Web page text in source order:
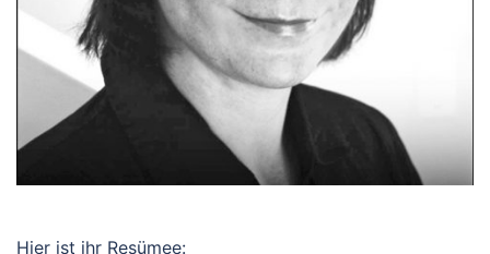
Hier ist ihr Resümee: